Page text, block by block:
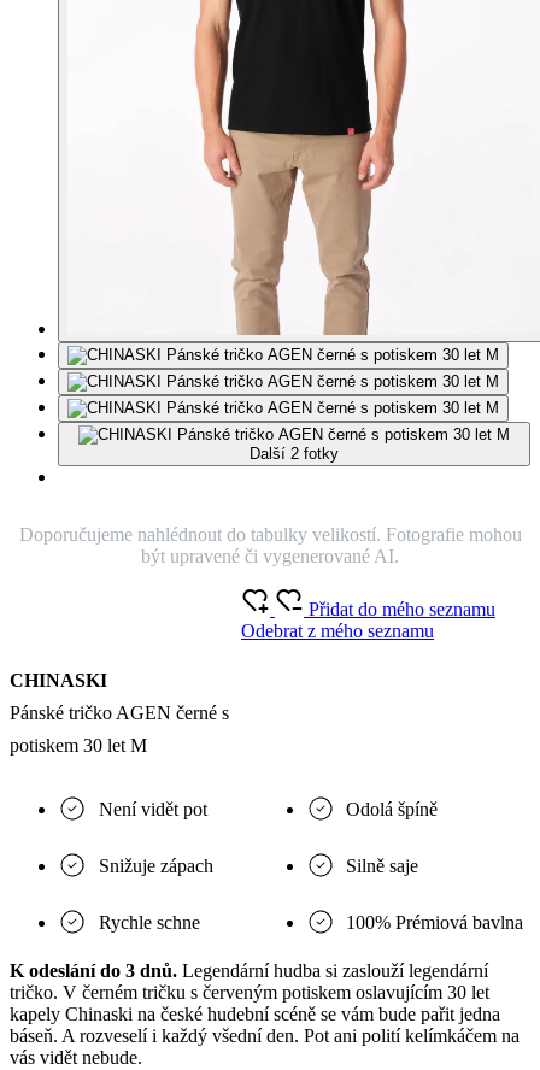
Další 2 fotky
Doporučujeme nahlédnout do tabulky velikostí. Fotografie mohou
být upravené či vygenerované AI.
CHINASKI
Pánské tričko AGEN černé s
potiskem 30 let M
Přidat do mého seznamu
Odebrat z mého seznamu
Není vidět pot Odolá špíně
Snižuje zápach Silně saje
Rychle schne 100% Prémiová bavlna
K odeslání do 3 dnů. Legendární hudba si zaslouží legendární
tričko. V černém tričku s červeným potiskem oslavujícím 30 let
kapely Chinaski na české hudební scéně se vám bude pařit jedna
báseň. A rozveselí i každý všední den. Pot ani polití kelímkáčem na
vás vidět nebude.